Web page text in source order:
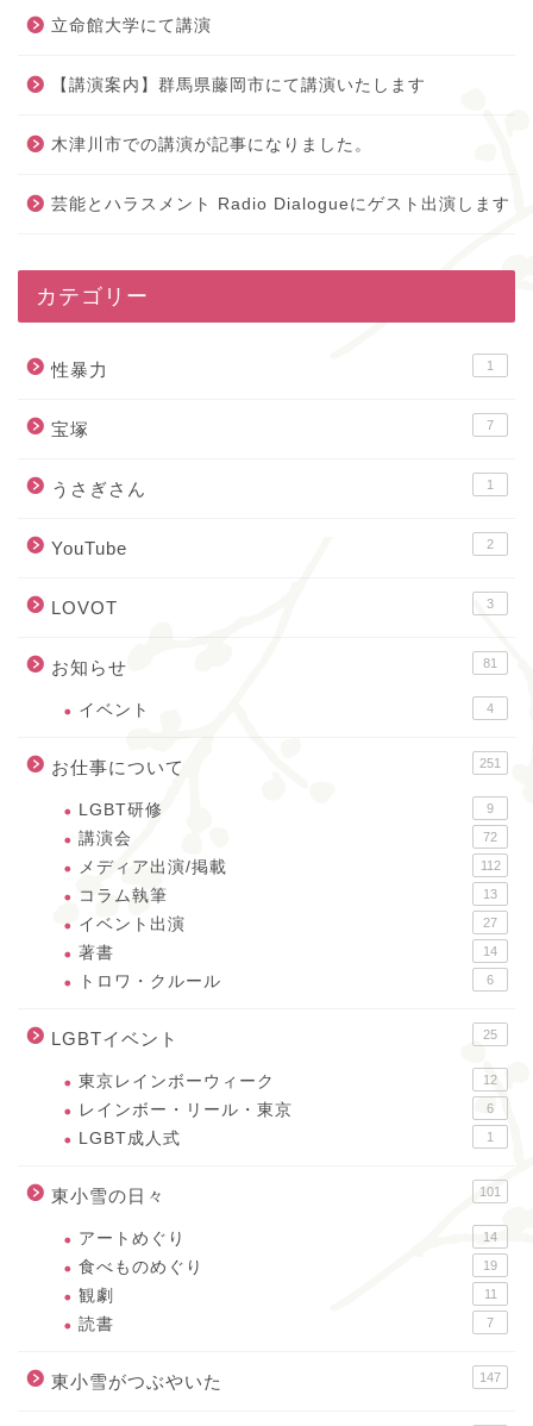
立命館大学にて講演
【講演案内】群馬県藤岡市にて講演いたします
木津川市での講演が記事になりました。
芸能とハラスメント Radio Dialogueにゲスト出演します
カテゴリー
性暴力 1
宝塚 7
うさぎさん 1
YouTube 2
LOVOT 3
お知らせ 81
イベント 4
お仕事について 251
LGBT研修 9
講演会 72
メディア出演/掲載 112
コラム執筆 13
イベント出演 27
著書 14
トロワ・クルール 6
LGBTイベント 25
東京レインボーウィーク 12
レインボー・リール・東京 6
LGBT成人式 1
東小雪の日々 101
アートめぐり 14
食べものめぐり 19
観劇 11
読書 7
東小雪がつぶやいた 147